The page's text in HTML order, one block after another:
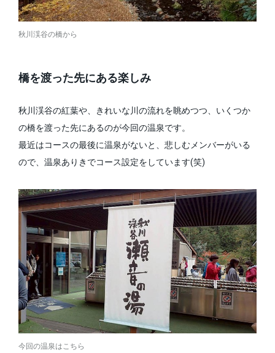
秋川渓谷の橋から
橋を渡った先にある楽しみ
秋川渓谷の紅葉や、きれいな川の流れを眺めつつ、いくつか
の橋を渡った先にあるのが今回の温泉です。
最近はコースの最後に温泉がないと、悲しむメンバーがいる
ので、温泉ありきでコース設定をしています(笑)
今回の温泉はこちら